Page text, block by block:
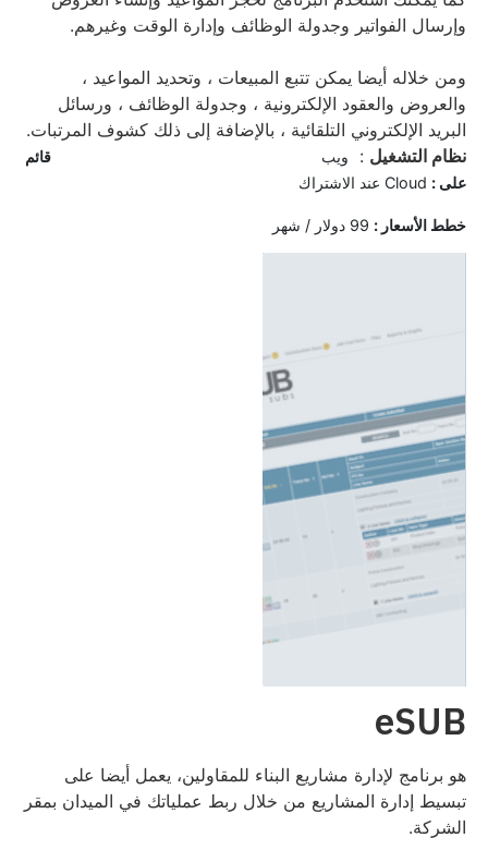
وإرسال الفواتير وجدولة الوظائف وإدارة الوقت وغيرهم.
ومن خلاله أيضا يمكن تتبع المبيعات ، وتحديد المواعيد ،
والعروض والعقود الإلكترونية ، وجدولة الوظائف ، ورسائل
البريد الإلكتروني التلقائية ، بالإضافة إلى ذلك كشوف المرتبات.
نظام التشغيل: ويب
قائم
على : Cloud عند الاشتراك
خطط الأسعار : 99 دولار / شهر
eSUB
هو برنامج لإدارة مشاريع البناء للمقاولين، يعمل أيضا على
تبسيط إدارة المشاريع من خلال ربط عملياتك في الميدان بمقر
الشركة.